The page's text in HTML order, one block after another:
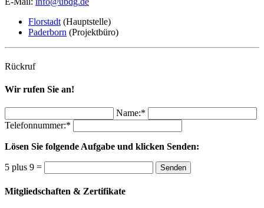
Florstadt (Hauptstelle)
Paderborn (Projektbüro)
Rückruf
Wir rufen Sie an!
Name:*
Telefonnummer:*
Lösen Sie folgende Aufgabe und klicken Senden:
5 plus 9 = Senden
Mitgliedschaften & Zertifikate